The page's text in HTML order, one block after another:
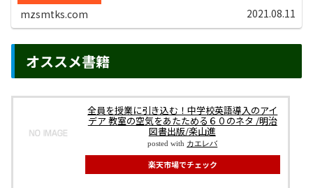
mzsmtks.com 2021.08.11
オススメ書籍
全員を授業に引き込む！中学校英語導入のアイ
デア 教室の空気をあたためる６０のネタ /明治
図書出版/楽山進
posted with カエレバ
楽天市場でチェック